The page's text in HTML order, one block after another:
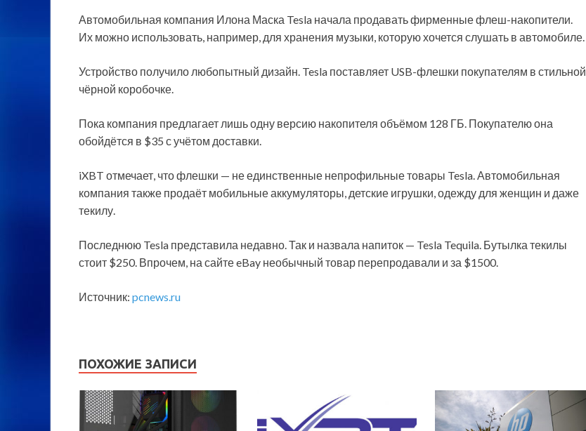
Автомобильная компания Илона Маска Tesla начала продавать фирменные флеш-накопители.
Их можно использовать, например, для хранения музыки, которую хочется слушать в автомобиле.
Устройство получило любопытный дизайн. Tesla поставляет USB-флешки покупателям в стильной
чёрной коробочке.
Пока компания предлагает лишь одну версию накопителя объёмом 128 ГБ. Покупателю она
обойдётся в $35 с учётом доставки.
iXBT отмечает, что флешки — не единственные непрофильные товары Tesla. Автомобильная
компания также продаёт мобильные аккумуляторы, детские игрушки, одежду для женщин и даже
текилу.
Последнюю Tesla представила недавно. Так и назвала напиток — Tesla Tequila. Бутылка текилы
стоит $250. Впрочем, на сайте eBay необычный товар перепродавали и за $1500.
Источник: pcnews.ru
ПОХОЖИЕ ЗАПИСИ